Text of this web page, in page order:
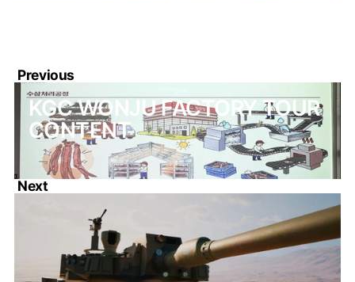
Previous
KGC WONJU FACTORY TOUR
CONTENT
Next
HYUNDAI ROTEM DEFENSE